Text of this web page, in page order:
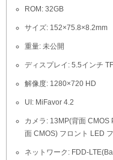
ROM: 32GB
サイズ: 152×75.8×8.2mm
重量: 未公開
ディスプレイ: 5.5インチ
解像度: 1280×720 HD
UI: MiFavor 4.2
カメラ: 13MP(背面 CMOS
面 CMOS) フロント LED
ネットワーク: FDD-